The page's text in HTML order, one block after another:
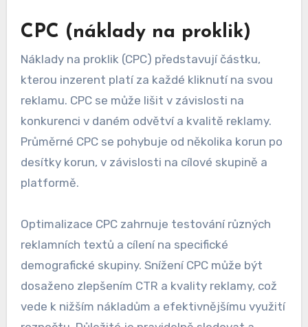
Například, reklamy na sociálních sítích mohou
webových stránkách. Optimalizace textu a
vizuálních prvků může výrazně zlepšit míru
prokliku.
CPC (náklady na proklik)
Náklady na proklik (CPC) představují částku,
reklamu. CPC se může lišit v závislosti na
konkurenci v daném odvětví a kvalitě reklamy.
Průměrné CPC se pohybuje od několika korun po
desítky korun, v závislosti na cílové skupině a
platformě.